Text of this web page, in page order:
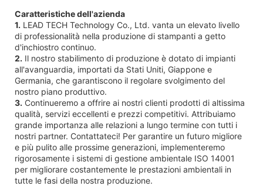
Caratteristiche dell'azienda
1. LEAD TECH Technology Co., Ltd. vanta un elevato livello
di professionalità nella produzione di stampanti a getto
d'inchiostro continuo.
2. Il nostro stabilimento di produzione è dotato di impianti
all'avanguardia, importati da Stati Uniti, Giappone e
Germania, che garantiscono il regolare svolgimento del
nostro piano produttivo.
3. Continueremo a offrire ai nostri clienti prodotti di altissima
qualità, servizi eccellenti e prezzi competitivi. Attribuiamo
grande importanza alle relazioni a lungo termine con tutti i
nostri partner. Contattateci! Per garantire un futuro migliore
e più pulito alle prossime generazioni, implementeremo
rigorosamente i sistemi di gestione ambientale ISO 14001
per migliorare costantemente le prestazioni ambientali in
tutte le fasi della nostra produzione.